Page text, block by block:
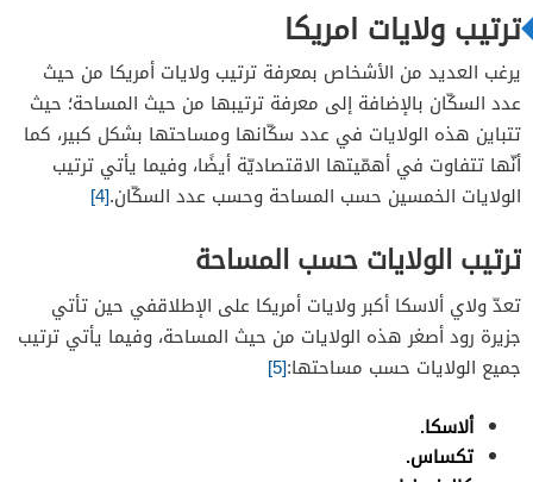
ترتيب ولايات امريكا
يرغب العديد من الأشخاص بمعرفة ترتيب ولايات أمريكا من حيث
عدد السكّان بالإضافة إلى معرفة ترتيبها من حيث المساحة؛ حيث
تتباين هذه الولايات في عدد سكّانها ومساحتها بشكل كبير، كما
أنّها تتفاوت في أهمّيتها الاقتصاديّة أيضًا، وفيما يأتي ترتيب
الولايات الخمسين حسب المساحة وحسب عدد السكّان.[4]
ترتيب الولايات حسب المساحة
تعدّ ولاي ألاسكا أكبر ولايات أمريكا على الإطلاقفي حين تأتي
جزيرة رود أصغر هذه الولايات من حيث المساحة، وفيما يأتي ترتيب
جميع الولايات حسب مساحتها:[5]
ألاسكا.
تكساس.